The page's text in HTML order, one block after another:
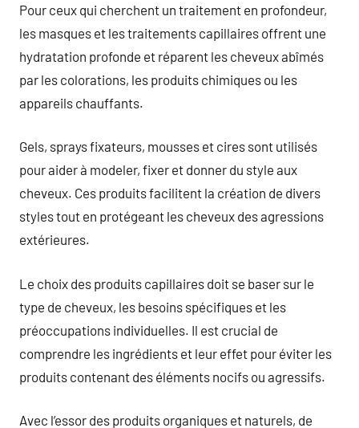
Pour ceux qui cherchent un traitement en profondeur,
les masques et les traitements capillaires offrent une
hydratation profonde et réparent les cheveux abîmés
par les colorations, les produits chimiques ou les
appareils chauffants.
Gels, sprays fixateurs, mousses et cires sont utilisés
pour aider à modeler, fixer et donner du style aux
cheveux. Ces produits facilitent la création de divers
styles tout en protégeant les cheveux des agressions
extérieures.
Le choix des produits capillaires doit se baser sur le
type de cheveux, les besoins spécifiques et les
préoccupations individuelles. Il est crucial de
comprendre les ingrédients et leur effet pour éviter les
produits contenant des éléments nocifs ou agressifs.
Avec l’essor des produits organiques et naturels, de